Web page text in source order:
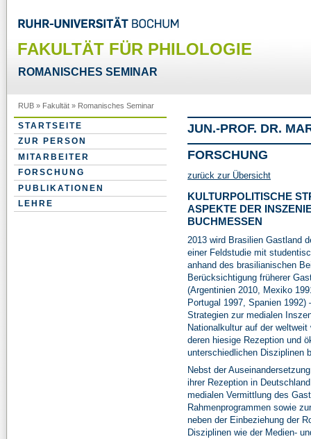
FAKULTÄT FÜR PHILOLOGIE
ROMANISCHES SEMINAR
RUB » Fakultät » Romanisches Seminar
STARTSEITE
ZUR PERSON
MITARBEITER
FORSCHUNG
PUBLIKATIONEN
LEHRE
JUN.-PROF. DR.
FORSCHUNG
zurück zur Übersicht
KULTURPOLITISCHE
ASPEKTE DER
BUCHMESSEN
2013 wird Brasilien Gastland
einer Feldstudie mit
anhand des brasilianischen
Berücksichtigung früherer
(Argentinien 2010, Mexiko
Portugal 1997, Spanien
Strategien zur medialen
Nationalkultur auf der
deren hiesige Rezeption und
unterschiedlichen Disziplinen
Nebst der
ihrer Rezeption in
medialen Vermittlung des
Rahmenprogrammen sowie
neben der Einbeziehung der
Disziplinen wie der Medien-